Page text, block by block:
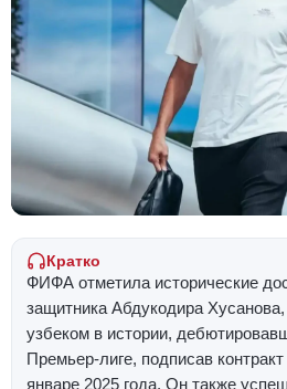
Кратко
ФИФА отметила исторические
защитника Абдукодира
узбеком в истории,
Премьер-лиге, подписав
январе 2025 года. Он также